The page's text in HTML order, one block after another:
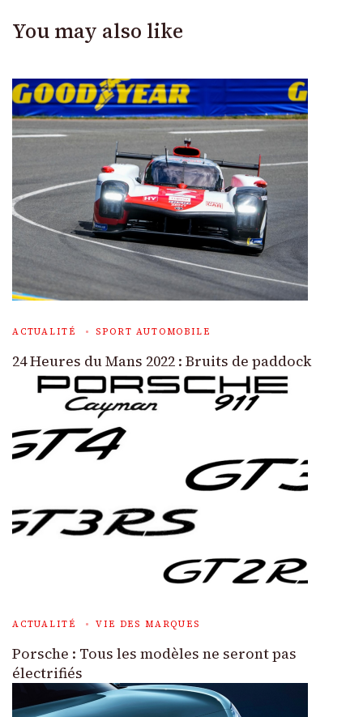
You may also like
ACTUALITÉ SPORT AUTOMOBILE
24 Heures du Mans 2022 : Bruits de paddock
ACTUALITÉ VIE DES MARQUES
Porsche : Tous les modèles ne seront pas
électrifiés